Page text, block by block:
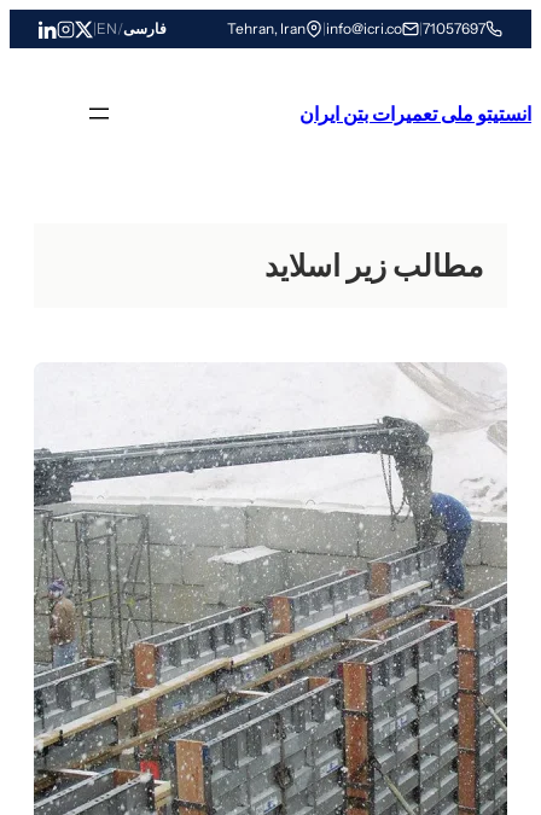
به
71057697
|
info@icri.co
|
Tehran, Iran فارسی/
EN
|
انستیتو ملی تعمیرات بتن ایران
مطالب زیر اسلاید